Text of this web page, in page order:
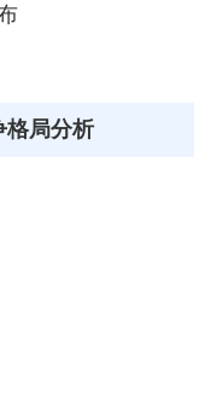
局分析